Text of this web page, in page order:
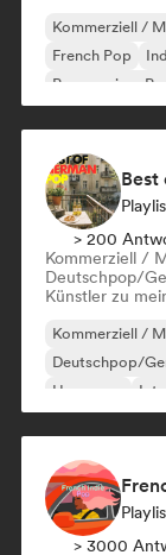
Kommerziell /
French Pop
Progressiver Pop
> 200
Kommerziell /
Deutschpop/
Künstler zu
Kommerziell /
Deutschpop/
Hyperpop
> 3000